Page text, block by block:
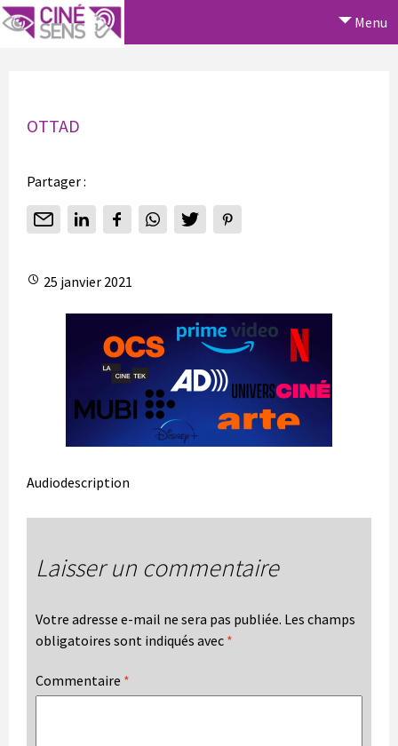
Menu
OTTAD
Partager :
25 janvier 2021
Audiodescription
Laisser un commentaire
Votre adresse e-mail ne sera pas publiée. Les champs
obligatoires sont indiqués avec *
Commentaire *